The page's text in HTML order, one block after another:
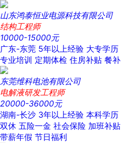
山东鸿泰恒业电源科技有限公司
结构工程师
10000-15000元
广东-东莞 5年以上经验 大专学历
专业培训 定期体检 住房补贴 餐补
东莞维科电池有限公司
电解液研发工程师
20000-36000元
湖南-长沙 3年以上经验 本科学历
双休 五险一金 社会保险 加班补贴
带薪年假 节日福利